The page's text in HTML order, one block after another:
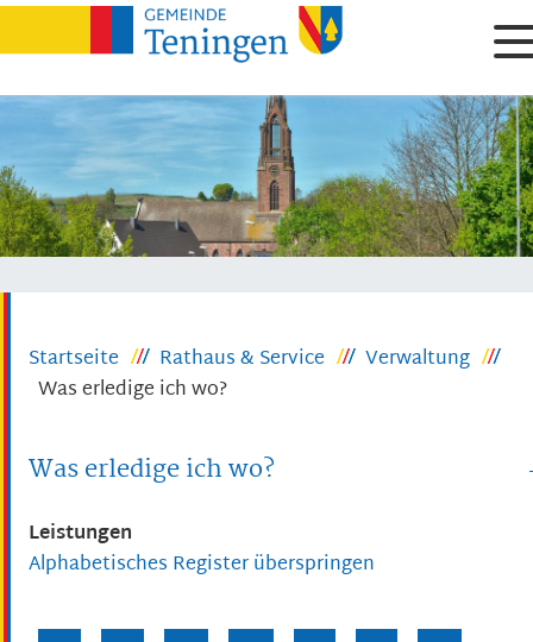
Startseite Rathaus & Service
Verwaltung
Was erledige ich wo?
Was erledige ich wo?
Leistungen
Alphabetisches Register überspringen